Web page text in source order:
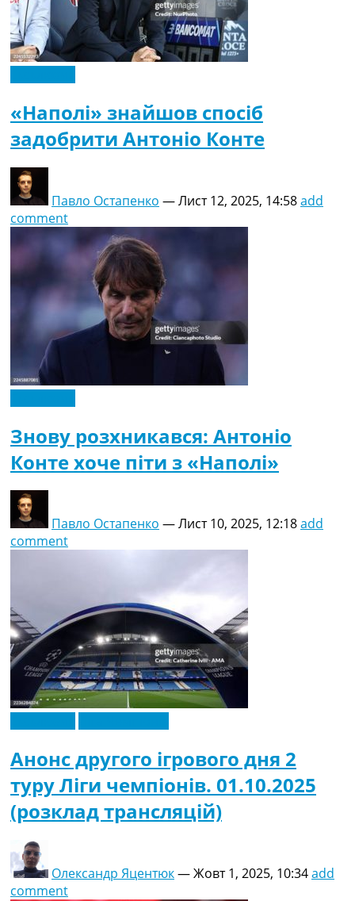
«Наполі» знайшов спосіб
задобрити Антоніо Конте
Павло Остапенко —Лист 12, 2025, 14:58add
comment
Знову розхникався: Антоніо
Конте хоче піти з «Наполі»
Павло Остапенко —Лист 10, 2025, 12:18add
comment
Анонс другого ігрового дня 2
туру Ліги чемпіонів. 01.10.2025
(розклад трансляцій)
Олександр Яцентюк—Жовт 1, 2025, 10:34add
comment